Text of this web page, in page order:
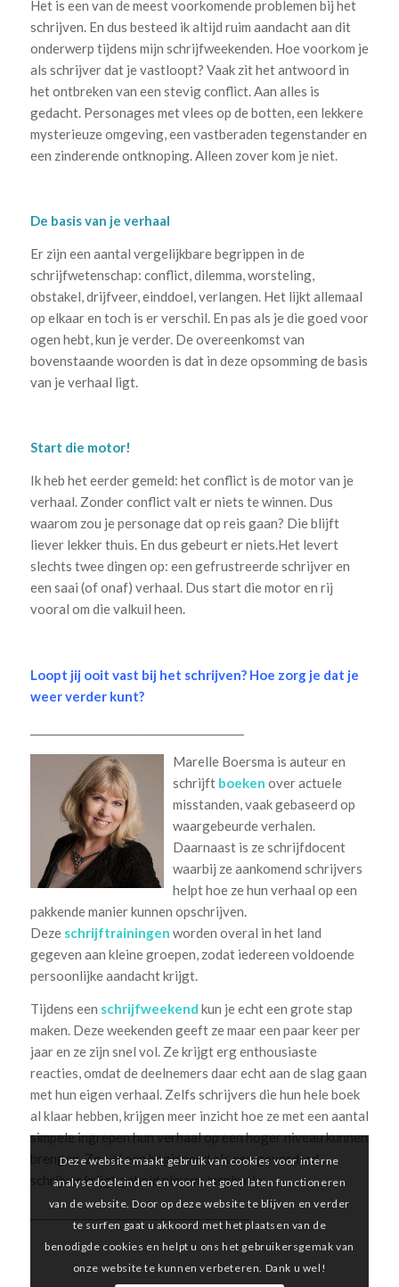
Het is een van de meest voorkomende problemen bij het
schrijven. En dus besteed ik altijd ruim aandacht aan dit
onderwerp tijdens mijn schrijfweekenden. Hoe voorkom je
als schrijver dat je vastloopt? Vaak zit het antwoord in
het ontbreken van een stevig conflict. Aan alles is
gedacht. Personages met vlees op de botten, een lekkere
mysterieuze omgeving, een vastberaden tegenstander en
een zinderende ontknoping. Alleen zover kom je niet.
De basis van je verhaal
Er zijn een aantal vergelijkbare begrippen in de
schrijfwetenschap: conflict, dilemma, worsteling,
obstakel, drijfveer, einddoel, verlangen. Het lijkt allemaal
op elkaar en toch is er verschil. En pas als je die goed voor
ogen hebt, kun je verder. De overeenkomst van
bovenstaande woorden is dat in deze opsomming de basis
van je verhaal ligt.
Start die motor!
Ik heb het eerder gemeld: het conflict is de motor van je
verhaal. Zonder conflict valt er niets te winnen. Dus
waarom zou je personage dat op reis gaan? Die blijft
liever lekker thuis. En dus gebeurt er niets.Het levert
slechts twee dingen op: een gefrustreerde schrijver en
een saai (of onaf) verhaal. Dus start die motor en rij
vooral om die valkuil heen.
Loopt jij ooit vast bij het schrijven? Hoe zorg je dat je
weer verder kunt?
Marelle Boersma is auteur en
schrijft boeken over actuele
misstanden, vaak gebaseerd op
waargebeurde verhalen.
Daarnaast is ze schrijfdocent
waarbij ze aankomend schrijvers
helpt hoe ze hun verhaal op een
pakkende manier kunnen opschrijven.
Deze schrijftrainingen worden overal in het land
gegeven aan kleine groepen, zodat iedereen voldoende
persoonlijke aandacht krijgt.
Tijdens een schrijfweekend kun je echt een grote stap
maken. Deze weekenden geeft ze maar een paar keer per
jaar en ze zijn snel vol. Ze krijgt erg enthousiaste
reacties, omdat de deelnemers daar echt aan de slag gaan
met hun eigen verhaal. Zelfs schrijvers die hun hele boek
al klaar hebben, krijgen meer inzicht hoe ze met een aantal
simpele ingrepen hun verhaal op een hoger niveau kunnen
brengen. Zowel een beginnend als een gevorderd
schrijver krijgt geheid nieuwe inspiratie.
_________________________________________
Deze website maakt gebruik van cookies voor interne
analysedoeleinden en voor het goed laten functioneren
van de website. Door op deze website te blijven en verder
te surfen gaat u akkoord met het plaatsen van de
benodigde cookies en helpt u ons het gebruikersgemak van
onze website te kunnen verbeteren. Dank u wel!